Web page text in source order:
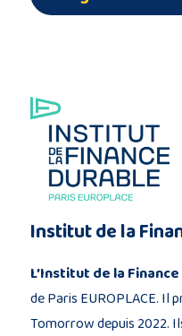
Institut de la
L’Institut de la
de Paris EUROPLACE. Il
Tomorrow depuis 2022.